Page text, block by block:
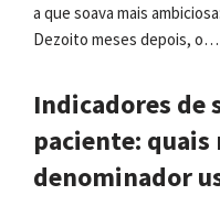
a que soava mais
Dezoito meses depois, o…
Indicadores de
paciente:
denominador